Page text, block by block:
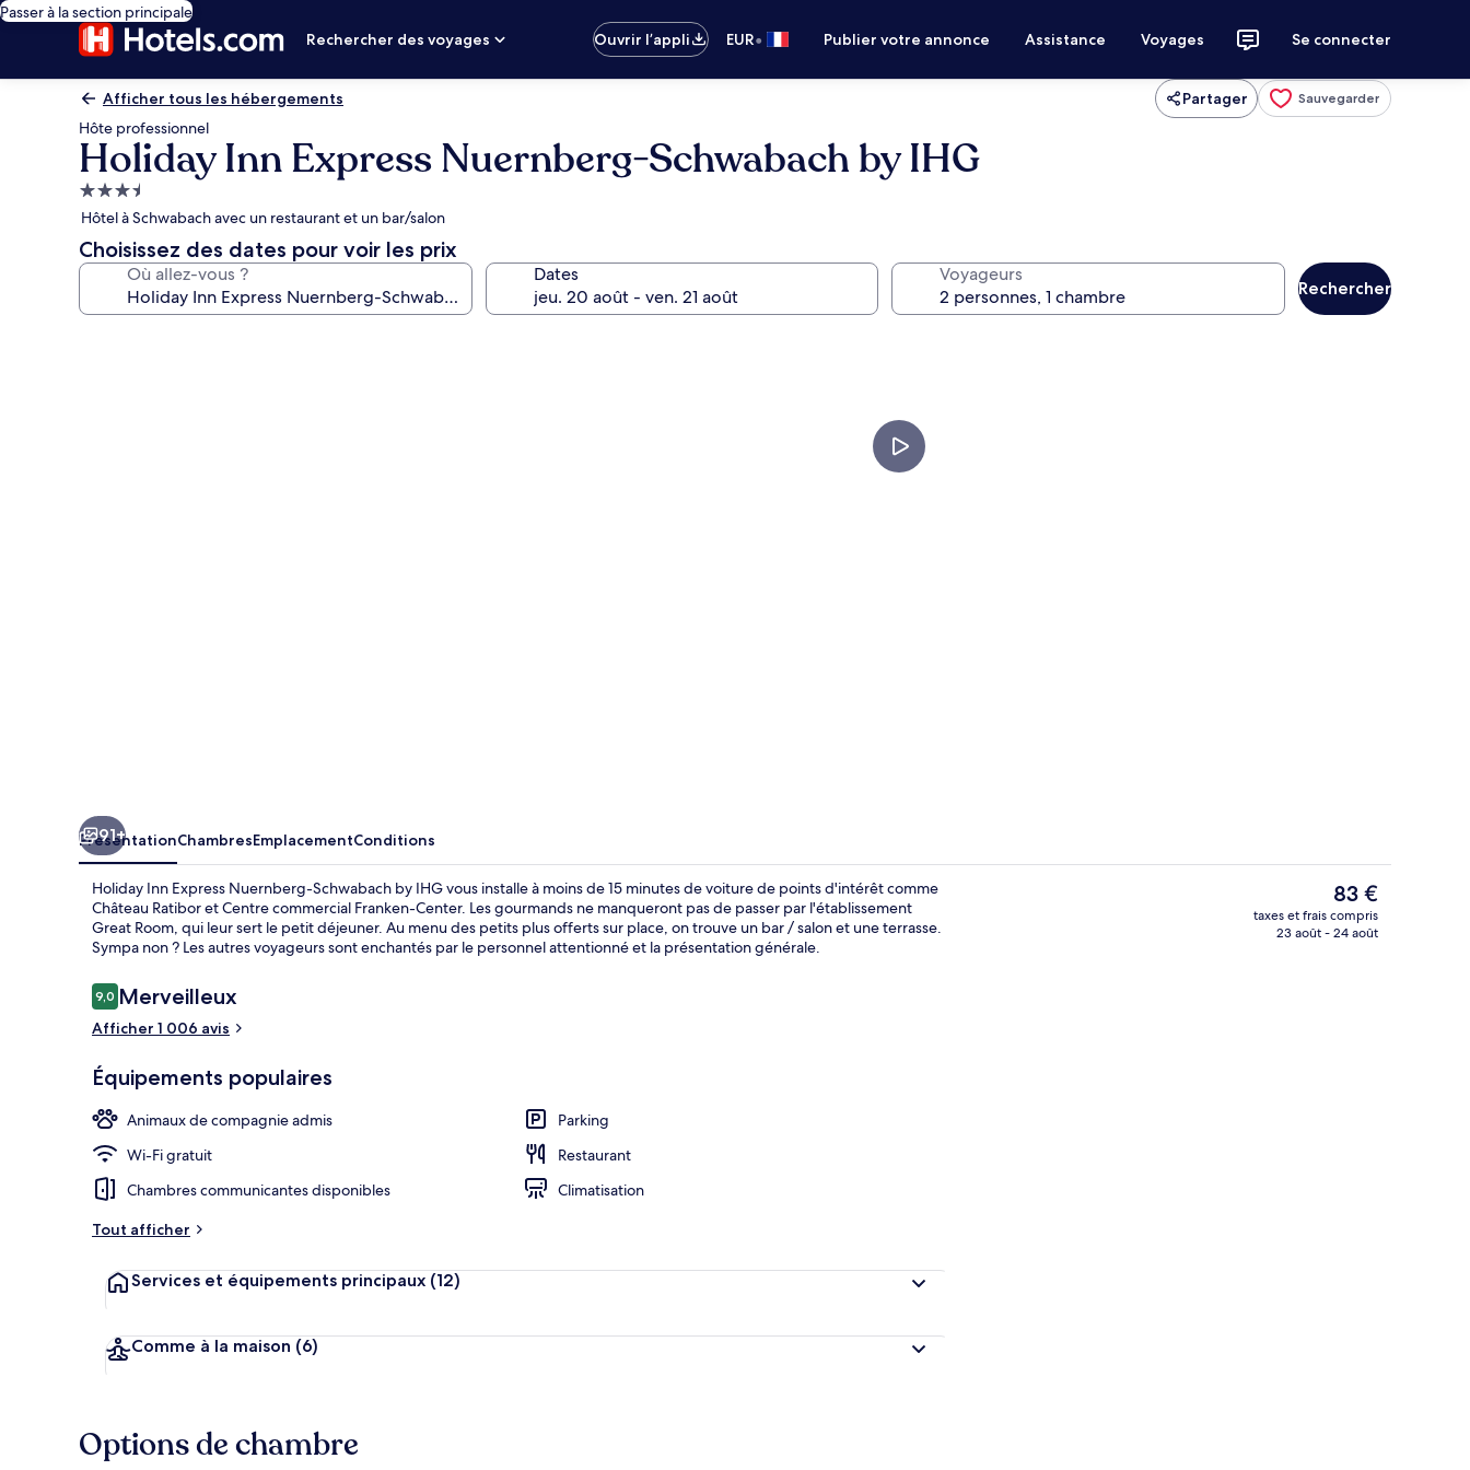
Passer à la section principale
Rechercher des voyages
Ouvrir l’appli EUR• Publier votre annonce Assistance Voyages Se connecter
Afficher tous les hébergements Partager Sauvegarder
Hôte professionnel
Holiday Inn Express Nuernberg-Schwabach by IHG
Hébergement
3.5 étoiles
Hôtel à Schwabach avec un restaurant et un bar/salon
Choisissez des dates pour voir les prix
Où allez-vous ? Dates Voyageurs
Rechercher
91+
PrésentationChambresEmplacementConditions
Holiday Inn Express Nuernberg-Schwabach by IHG vous installe à moins de 15 minutes de voiture de points d'intérêt comme
Château Ratibor et Centre commercial Franken-Center. Les gourmands ne manqueront pas de passer par l'établissement
Great Room, qui leur sert le petit déjeuner. Au menu des petits plus offerts sur place, on trouve un bar / salon et une terrasse.
Sympa non ? Les autres voyageurs sont enchantés par le personnel attentionné et la présentation générale.
Avis
voyageurs
9,09,0 sur 10
Merveilleux
Afficher 1 006 avis
Équipements populaires
Animaux de compagnie admis
Parking
Wi-Fi gratuit
Restaurant
Chambres communicantes disponibles
Climatisation
Tout afficher
Services et équipements principaux (12)
Comme à la maison (6)
Le
prix
actuel
83 €
taxes et frais compris
23 août - 24 août
Options de chambre